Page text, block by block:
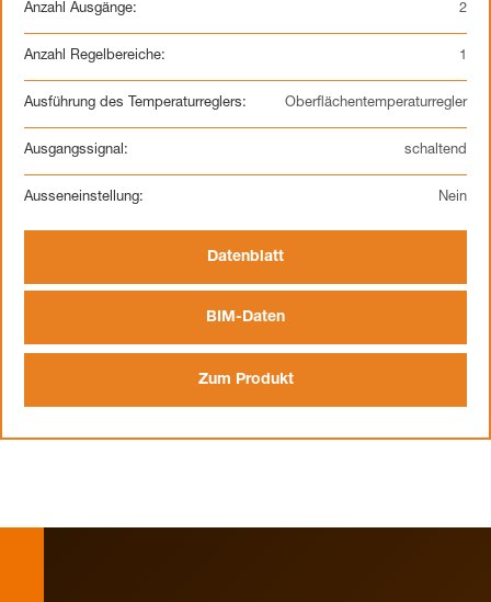
Anzahl Ausgänge: 2
Anzahl Regelbereiche: 1
Ausführung des Temperaturreglers: Oberflächentemperaturregler
Ausgangssignal: schaltend
Ausseneinstellung: Nein
Datenblatt
BIM-Daten
Zum Produkt